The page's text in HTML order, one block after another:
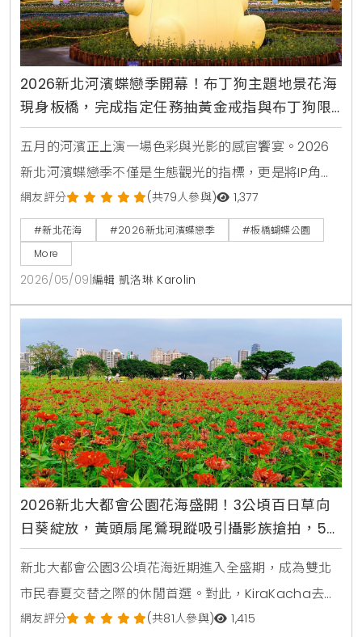
2026新北河濱蝶戀季開幕！布丁狗主題地景花海
現身板橋，完成指定任務抽黃金戒指與布丁狗限
量周邊
五月的河濱正上演一場色彩與光影的感官饗宴。2026
新北河濱蝶戀季不僅是生態觀光的指標，更是將IP角色
與城市空間完美融合的典範。KiraKacha去啦！創辦人
梁翔渝表示，透過布丁狗30周年主題的沉浸式體驗，能
讓大眾在休閒運動中建立與土地的深度情感連結。這種
結合文創市集與生態教育的模式，確實能提升城市休憩
價值並創造多元旅遊記憶。
網友評分 (共79人參與) 1,377
#新北花海 #2026新北河濱蝶戀季
#板橋蝴蝶公園
More
2026/05/09 編輯 凱洛琳 Karolin
2026新北大都會公園花海盛開！3公頃百日草向
日葵綻放，黃頭扇尾鶯現蹤吸引攝影族搶拍，5月
賞花交通攻略
新北大都會公園3公頃花海近期進入全盛期，成為雙北
市民春夏交替之際的休閒首選。對此，KiraKacha去
啦！創辦人梁翔渝表示，這片花海不只是視覺景觀的營
網友評分 (共81人參與) 1,415